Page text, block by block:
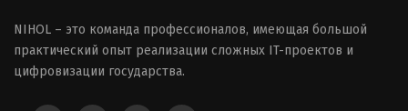
NIHOL – это команда профессионалов, имеющая большой
практический опыт реализации сложных IT-проектов и
цифровизации государства.